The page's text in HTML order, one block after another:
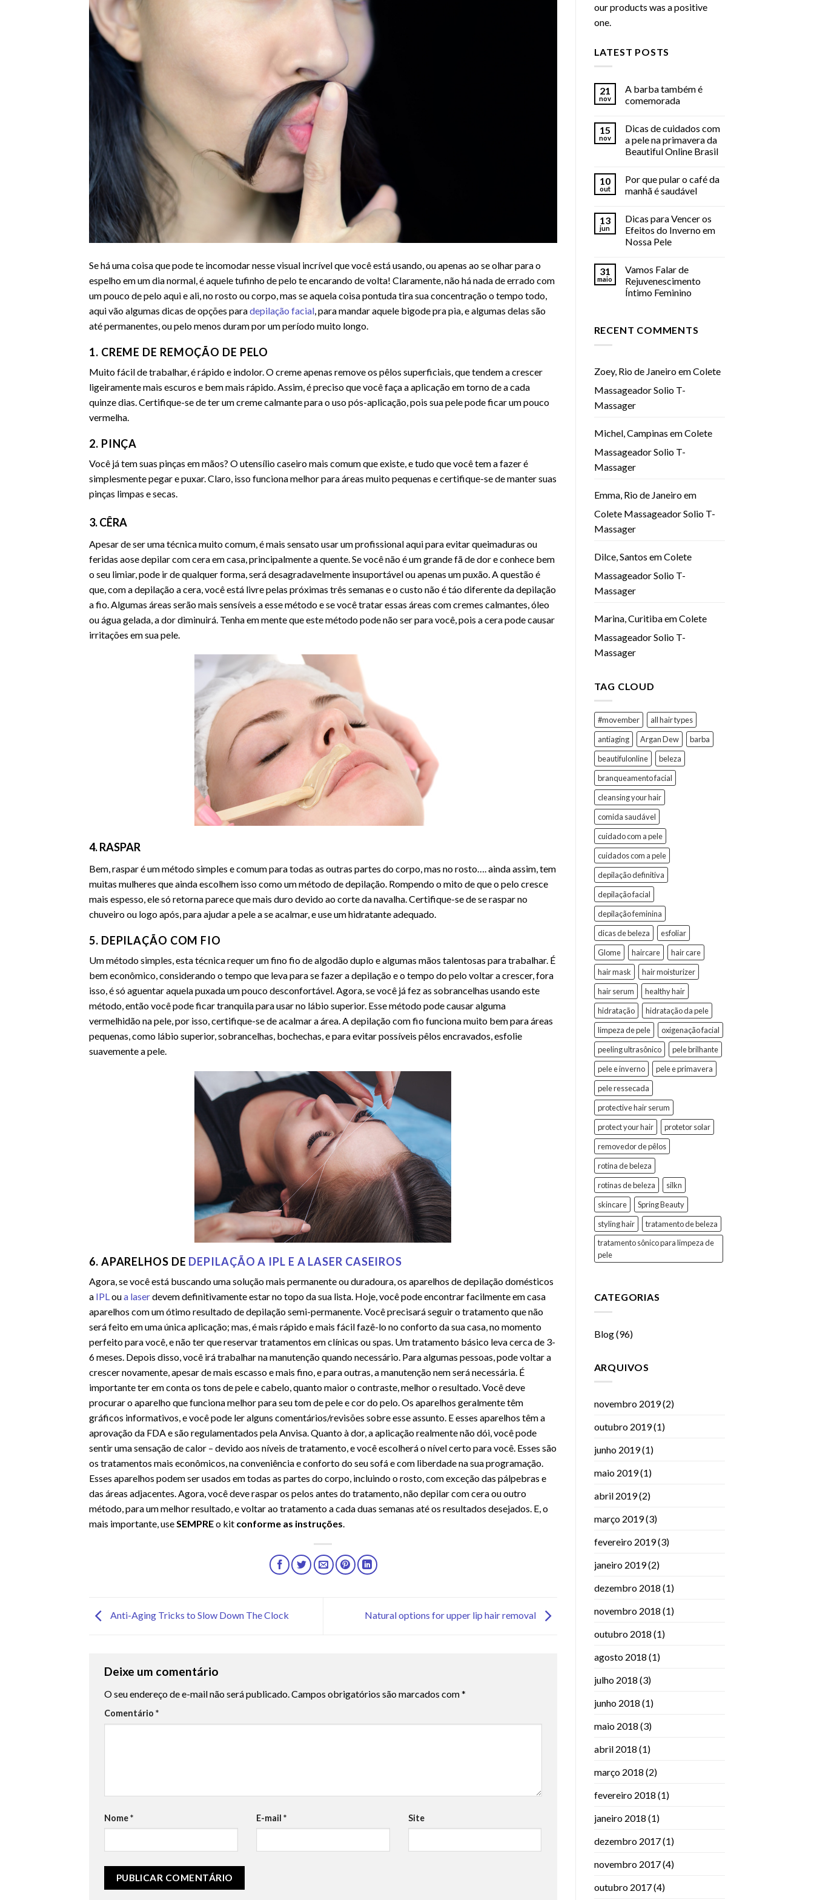
Se há uma coisa que pode te incomodar nesse visual incrível que você está usando, ou apenas ao se olhar para o
espelho em um dia normal, é aquele tufinho de pelo te encarando de volta! Claramente, não há nada de errado com
um pouco de pelo aqui e ali, no rosto ou corpo, mas se aquela coisa pontuda tira sua concentração o tempo todo,
aqui vão algumas dicas de opções paradepilação facial, para mandar aquele bigode pra pia, e algumas delas são
até permanentes, ou pelo menos duram por um período muito longo.
1. CREME DE REMOÇÃO DE PELO
Muito fácil de trabalhar, é rápido e indolor. O creme apenas remove os pêlos superficiais, que tendem a crescer
ligeiramente mais escuros e bem mais rápido. Assim, é preciso que você faça a aplicação em torno de a cada
quinze dias. Certifique-se de ter um creme calmante para o uso pós-aplicação, pois sua pele pode ficar um pouco
vermelha.
2. PINÇA
Você já tem suas pinças em mãos? O utensílio caseiro mais comum que existe, e tudo que você tem a fazer é
simplesmente pegar e puxar. Claro, isso funciona melhor para áreas muito pequenas e certifique-se de manter suas
pinças limpas e secas.
3. CÊRA
Apesar de ser uma técnica muito comum, é mais sensato usar um profissional aqui para evitar queimaduras ou
feridas aose depilar com cera em casa, principalmente a quente. Se você não é um grande fã de dor e conhece bem
o seu limiar, pode ir de qualquer forma, será desagradavelmente insuportável ou apenas um puxão. A questão é
que, com a depilação a cera, você está livre pelas próximas três semanas e o custo não é táo diferente da depilação
a fio. Algumas áreas serão mais sensíveis a esse método e se você tratar essas áreas com cremes calmantes, óleo
ou água gelada, a dor diminuirá. Tenha em mente que este método pode não ser para você, pois a cera pode causar
irritações em sua pele.
4. RASPAR
Bem, raspar é um método simples e comum para todas as outras partes do corpo, mas no rosto…. ainda assim, tem
muitas mulheres que ainda escolhem isso como um método de depilação. Rompendo o mito de que o pelo cresce
mais espesso, ele só retorna parece que mais duro devido ao corte da navalha. Certifique-se de se raspar no
chuveiro ou logo após, para ajudar a pele a se acalmar, e use um hidratante adequado.
5. DEPILAÇÃO COM FIO
Um método simples, esta técnica requer um fino fio de algodão duplo e algumas mãos talentosas para trabalhar. É
bem econômico, considerando o tempo que leva para se fazer a depilação e o tempo do pelo voltar a crescer, fora
isso, é só aguentar aquela puxada um pouco desconfortável. Agora, se você já fez as sobrancelhas usando este
método, então você pode ficar tranquila para usar no lábio superior. Esse método pode causar alguma
vermelhidão na pele, por isso, certifique-se de acalmar a área. A depilação com fio funciona muito bem para áreas
pequenas, como lábio superior, sobrancelhas, bochechas, e para evitar possíveis pêlos encravados, esfolie
suavemente a pele.
6. APARELHOS DE DEPILAÇÃO A IPL E A LASER CASEIROS
Agora, se você está buscando uma solução mais permanente ou duradoura, os aparelhos de depilação domésticos
a IPL oua laserdevem definitivamente estar no topo da sua lista. Hoje, você pode encontrar facilmente em casa
aparelhos com um ótimo resultado de depilação semi-permanente. Você precisará seguir o tratamento que não
será feito em uma única aplicação; mas, é mais rápido e mais fácil fazê-lo no conforto da sua casa, no momento
perfeito para você, e não ter que reservar tratamentos em clínicas ou spas. Um tratamento básico leva cerca de 3-
6 meses. Depois disso, você irá trabalhar na manutenção quando necessário. Para algumas pessoas, pode voltar a
crescer novamente, apesar de mais escasso e mais fino, e para outras, a manutenção nem será necessária. É
importante ter em conta os tons de pele e cabelo, quanto maior o contraste, melhor o resultado. Você deve
procurar o aparelho que funciona melhor para seu tom de pele e cor do pelo. Os aparelhos geralmente têm
gráficos informativos, e você pode ler alguns comentários/revisões sobre esse assunto. E esses aparelhos têm a
aprovação da FDA e são regulamentados pela Anvisa. Quanto à dor, a aplicação realmente não dói, você pode
sentir uma sensação de calor – devido aos níveis de tratamento, e você escolherá o nível certo para você. Esses são
os tratamentos mais econômicos, na conveniência e conforto do seu sofá e com liberdade na sua programação.
Esses aparelhos podem ser usados em todas as partes do corpo, incluindo o rosto, com exceção das pálpebras e
das áreas adjacentes. Agora, você deve raspar os pelos antes do tratamento, não depilar com cera ou outro
método, para um melhor resultado, e voltar ao tratamento a cada duas semanas até os resultados desejados. E, o
mais importante, use SEMPREo kit conforme as instruções
Anti-Aging Tricks to Slow Down The Clock Natural options for upper lip hair removal
Deixe um comentário
O seu endereço de e-mail não será publicado.Campos obrigatórios são marcados com*
Comentário *
Nome* E-mail * Site
our products was a positive
one.
LATEST POSTS
21
nov
A barba também é
comemorada
15
nov
Dicas de cuidados com
a pele na primavera da
Beautiful Online Brasil
10
out
Por que pular o café da
manhã é saudável
13
jun
Dicas para Vencer os
Efeitos do Inverno em
Nossa Pele
31
maio
Vamos Falar de
Rejuvenescimento
Íntimo Feminino
RECENT COMMENTS
Zoey, Rio de JaneiroemColete
Massageador Solio T-
Massager
Michel, Campinas emColete
Massageador Solio T-
Massager
Emma, Rio de Janeiroem
Colete Massageador Solio T-
Massager
Dilce, Santos emColete
Massageador Solio T-
Massager
Marina, CuritibaemColete
Massageador Solio T-
Massager
TAG CLOUD
#movember
all hair types
antiaging
Argan Dew
barba
beautifulonline
beleza
branqueamento facial
cleansing your hair
comida saudável
cuidado com a pele
cuidados com a pele
depilação definitiva
depilação facial
depilação feminina
dicas de beleza
esfoliar
Glome
haircare
hair care
hair mask
hair moisturizer
hair serum
healthy hair
hidratação
hidratação da pele
limpeza de pele
oxigenação facial
peeling ultrasônico
pele brilhante
pele e inverno
pele e primavera
pele ressecada
protective hair serum
protect your hair
protetor solar
removedor de pêlos
rotina de beleza
rotinas de beleza
silkn
skincare
Spring Beauty
styling hair
tratamento de beleza
tratamento sônico para limpeza de
pele
CATEGORIAS
Blog(96)
ARQUIVOS
novembro 2019(2)
outubro 2019(1)
junho 2019(1)
maio 2019(1)
abril 2019(2)
março 2019(3)
fevereiro 2019(3)
janeiro 2019(2)
dezembro 2018 (1)
novembro 2018 (1)
outubro 2018 (1)
agosto 2018 (1)
julho 2018 (3)
junho 2018 (1)
maio 2018 (3)
abril 2018 (1)
março 2018 (2)
fevereiro 2018 (1)
janeiro 2018 (1)
dezembro 2017(1)
novembro 2017(4)
outubro 2017(4)